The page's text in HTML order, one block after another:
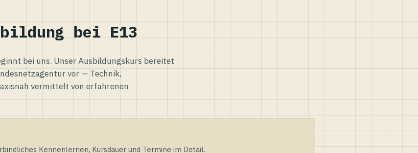
bei E13
bei uns. Unser Ausbildungskurs bereitet
vor — Technik,
vermittelt von erfahrenen
Kennenlernen, Kursdauer und Termine im Detail.